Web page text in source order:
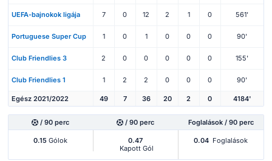
UEFA-bajnokok ligája 7 0 12 2 1 0 561'
Portuguese Super Cup 1 0 1 0 0 0 90'
Club Friendlies 3 2 0 0 0 0 0 155'
Club Friendlies 1 1 2 2 0 0 0 90'
Egész 2021/2022 49 7 36 20 2 0 4184'
/ 90 perc / 90 perc Foglalások / 90 perc
0.15 Gólok
0.47
Kapott Gól
0.04 Foglalások